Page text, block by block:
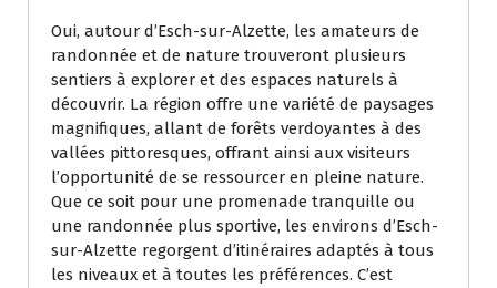
Oui, autour d’Esch-sur-Alzette, les amateurs de
randonnée et de nature trouveront plusieurs
sentiers à explorer et des espaces naturels à
découvrir. La région offre une variété de paysages
magnifiques, allant de forêts verdoyantes à des
vallées pittoresques, offrant ainsi aux visiteurs
l’opportunité de se ressourcer en pleine nature.
Que ce soit pour une promenade tranquille ou
une randonnée plus sportive, les environs d’Esch-
sur-Alzette regorgent d’itinéraires adaptés à tous
les niveaux et à toutes les préférences. C’est